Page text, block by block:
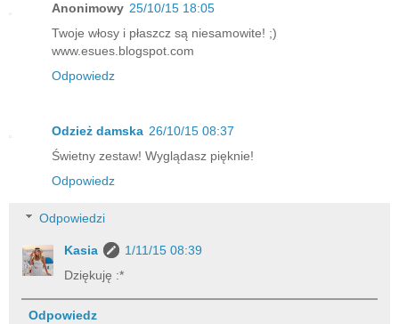
Anonimowy 25/10/15 18:05
Twoje włosy i płaszcz są niesamowite! ;)
www.esues.blogspot.com
Odpowiedz
Odzież damska 26/10/15 08:37
Świetny zestaw! Wyglądasz pięknie!
Odpowiedz
Odpowiedzi
Kasia
1/11/15 08:39
Dziękuję :*
Odpowiedz